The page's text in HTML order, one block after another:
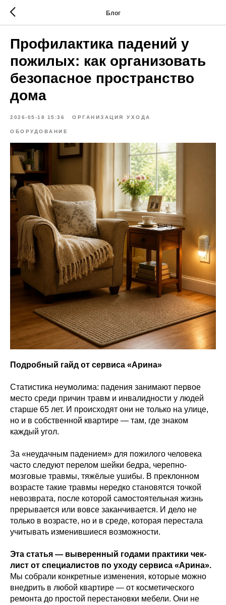
Блог
Профилактика падений у
пожилых: как организовать
безопасное пространство
дома
2026-05-18 15:36 ОРГАНИЗАЦИЯ УХОДА
ОБОРУДОВАНИЕ
Подробный гайд от сервиса «Арина»
Статистика неумолима: падения занимают первое
место среди причин травм и инвалидности у людей
старше 65 лет. И происходят они не только на улице,
но и в собственной квартире — там, где знаком
каждый угол.
За «неудачным падением» для пожилого человека
часто следуют перелом шейки бедра, черепно-
мозговые травмы, тяжёлые ушибы. В преклонном
возрасте такие травмы нередко становятся точкой
невозврата, после которой самостоятельная жизнь
прерывается или вовсе заканчивается. И дело не
только в возрасте, но и в среде, которая перестала
учитывать изменившиеся возможности.
Эта статья — выверенный годами практики чек-
лист от специалистов по уходу сервиса «Арина».
Мы собрали конкретные изменения, которые можно
внедрить в любой квартире — от косметического
ремонта до простой перестановки мебели. Они не